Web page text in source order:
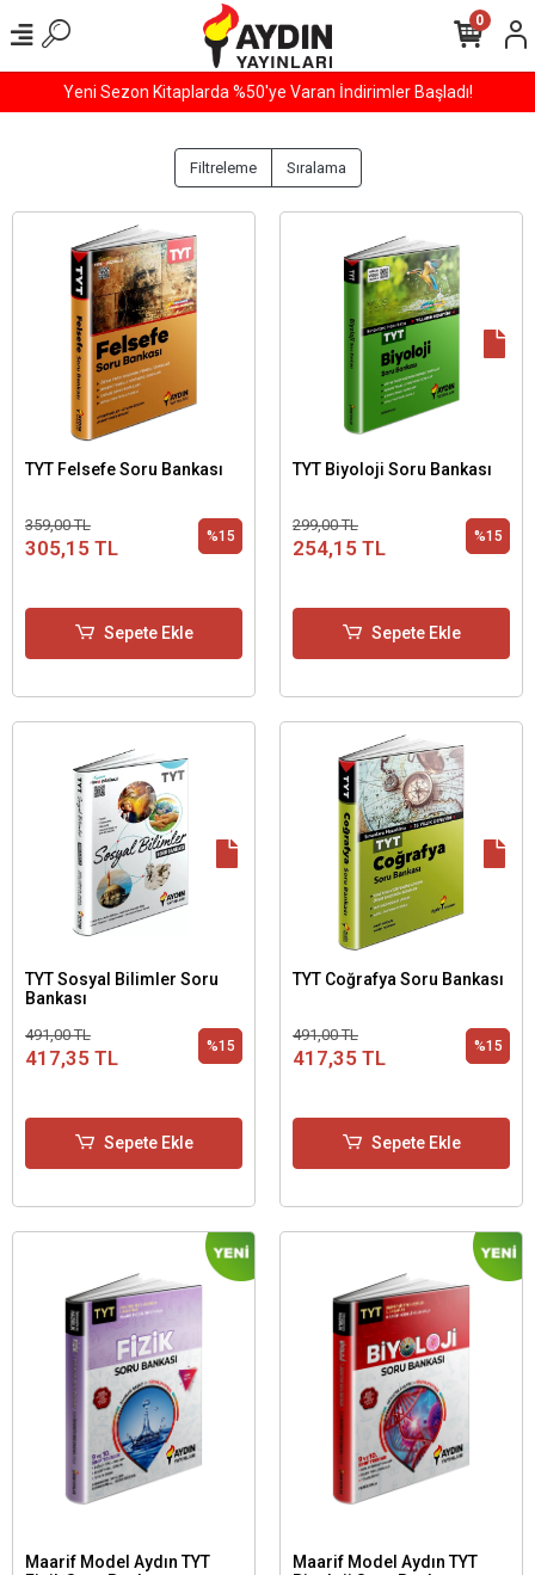
800 TL ve Üzeri Tüm Alışverişlerinizde ÜCRETSİZ KARGO!
0
Filtreleme Sıralama
TYT Felsefe Soru Bankası
359,00 TL
305,15 TL %15
Sepete Ekle
TYT Biyoloji Soru Bankası
299,00 TL
254,15 TL %15
Sepete Ekle
TYT Sosyal Bilimler Soru
Bankası
491,00 TL
417,35 TL %15
Sepete Ekle
TYT Coğrafya Soru Bankası
491,00 TL
417,35 TL %15
Sepete Ekle
Maarif Model Aydın TYT
Maarif Model Aydın TYT